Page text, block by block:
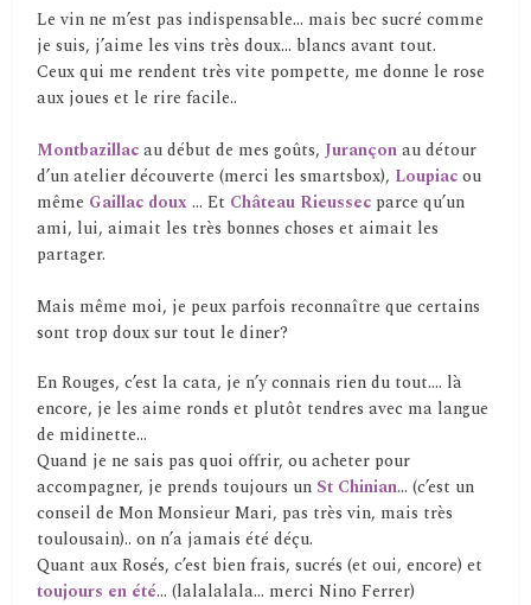
Le vin ne m’est pas indispensable… mais bec sucré comme
je suis, j’aime les vins très doux… blancs avant tout.
Ceux qui me rendent très vite pompette, me donne le rose
aux joues et le rire facile..
Montbazillacau début de mes goûts, Jurançonau détour
d’un atelier découverte (merci les smartsbox), Loupiacou
même Gaillac doux… Et Château Rieussec parce qu’un
ami, lui, aimait les très bonnes choses et aimait les
partager.
Mais même moi, je peux parfois reconnaître que certains
sont trop doux sur tout le diner?
En Rouges, c’est la cata, je n’y connais rien du tout…. là
encore, je les aime ronds et plutôt tendres avec ma langue
de midinette…
Quand je ne sais pas quoi offrir, ou acheter pour
accompagner, je prends toujours un St Chinian… (c’est un
conseil de Mon Monsieur Mari, pas très vin, mais très
toulousain).. on n’a jamais été déçu.
Quant aux Rosés, c’est bien frais, sucrés (et oui, encore) et
toujours en été… (lalalalala… merci Nino Ferrer)